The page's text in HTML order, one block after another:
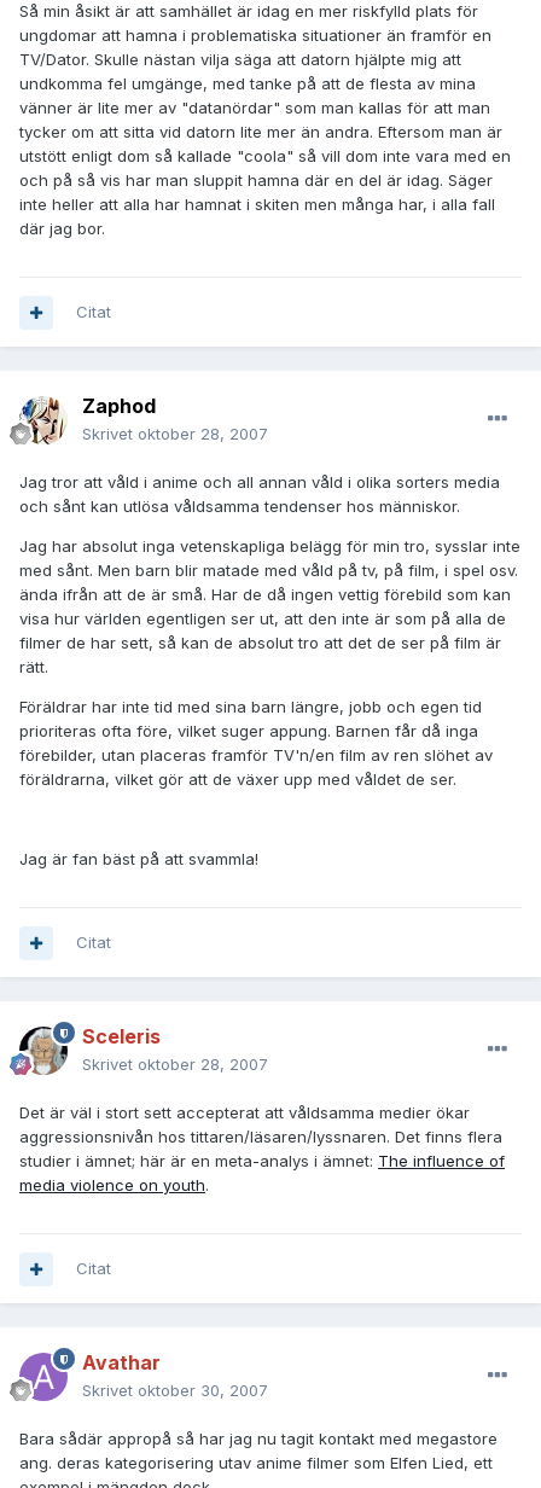
Så min åsikt är att samhället är idag en mer riskfylld plats för
ungdomar att hamna i problematiska situationer än framför en
TV/Dator. Skulle nästan vilja säga att datorn hjälpte mig att
undkomma fel umgänge, med tanke på att de flesta av mina
vänner är lite mer av "datanördar" som man kallas för att man
tycker om att sitta vid datorn lite mer än andra. Eftersom man är
utstött enligt dom så kallade "coola" så vill dom inte vara med en
och på så vis har man sluppit hamna där en del är idag. Säger
inte heller att alla har hamnat i skiten men många har, i alla fall
där jag bor.
Citat
Zaphod
Skrivet oktober 28, 2007
Jag tror att våld i anime och all annan våld i olika sorters media
och sånt kan utlösa våldsamma tendenser hos människor.
Jag har absolut inga vetenskapliga belägg för min tro, sysslar inte
med sånt. Men barn blir matade med våld på tv, på film, i spel osv.
ända ifrån att de är små. Har de då ingen vettig förebild som kan
visa hur världen egentligen ser ut, att den inte är som på alla de
filmer de har sett, så kan de absolut tro att det de ser på film är
rätt.
Föräldrar har inte tid med sina barn längre, jobb och egen tid
prioriteras ofta före, vilket suger appung. Barnen får då inga
förebilder, utan placeras framför TV'n/en film av ren slöhet av
föräldrarna, vilket gör att de växer upp med våldet de ser.
Jag är fan bäst på att svammla!
Citat
Sceleris
Skrivet oktober 28, 2007
Det är väl i stort sett accepterat att våldsamma medier ökar
aggressionsnivån hos tittaren/läsaren/lyssnaren. Det finns flera
studier i ämnet; här är en meta-analys i ämnet: The influence of
media violence on youth.
Citat
Avathar
Skrivet oktober 30, 2007
Bara sådär appropå så har jag nu tagit kontakt med megastore
ang. deras kategorisering utav anime filmer som Elfen Lied, ett